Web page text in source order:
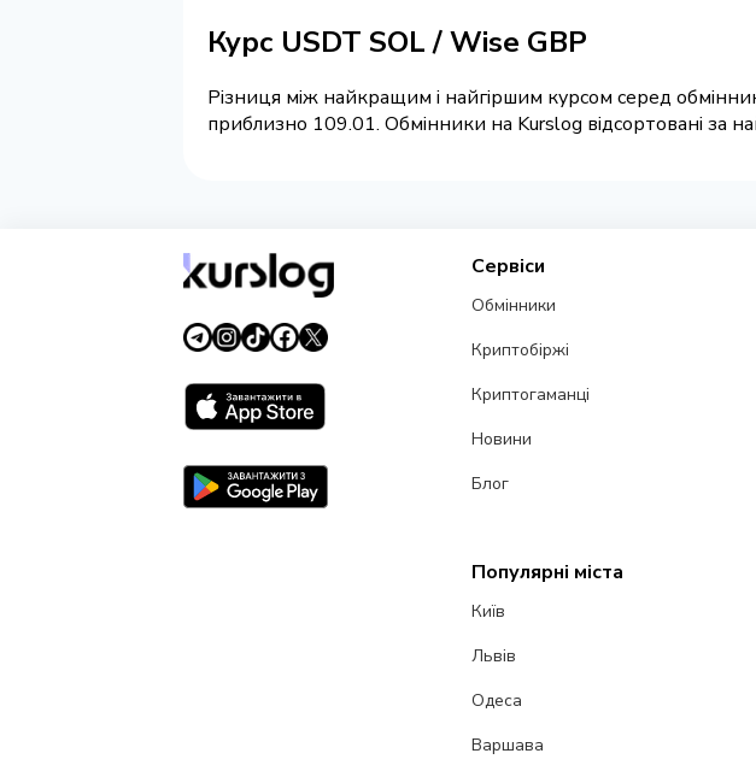
Курс USDT SOL / Wise GBP
Різниця між найкращим і найгіршим курсом серед
приблизно 109.01. Обмінники на Kurslog відсортовані за
Сервіси
Обмінники
Криптобіржі
Криптогаманці
Новини
Блог
Популярні міста
Київ
Львів
Одеса
Варшава